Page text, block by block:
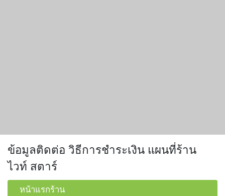
ข้อมูลติดต่อ วิธีการชำระเงิน แผนที่ร้าน
ไวท์ สตาร์
หน้าแรกร้าน